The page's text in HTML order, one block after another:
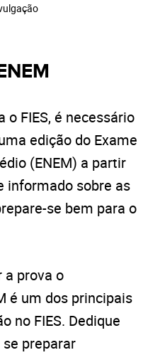
o FIES, é necessário
edição do Exame
(ENEM) a partir
informado sobre as
se bem para o
a prova o
é um dos principais
no FIES. Dedique
preparar